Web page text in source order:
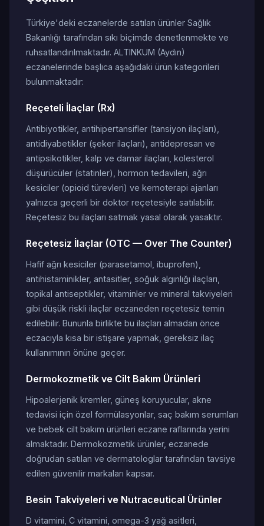
Türkiye'deki eczanelerde satılan ürünler Sağlık
Bakanlığı tarafından sıkı biçimde denetlenmekte ve
ruhsatlandırılmaktadır. ALTINKUM (Aydın)
eczanelerinde başlıca aşağıdaki ürün kategorileri
bulunmaktadır:
Reçeteli İlaçlar (Rx)
Antibiyotikler, antihipertansifler (tansiyon ilaçları),
antidiyabetikler (şeker ilaçları), antidepresan ve
antipsikotikler, kalp ve damar ilaçları, kolesterol
düşürücüler (statinler), hormon tedavileri, ağrı
kesiciler (opioid türevleri) ve kemoterapi ajanları
yalnızca geçerli bir doktor reçetesiyle satılabilir.
Reçetesiz bu ilaçları satmak yasal olarak yasaktır.
Reçetesiz İlaçlar (OTC — Over The Counter)
Hafif ağrı kesiciler (parasetamol, ibuprofen),
antihistaminikler, antasitler, soğuk algınlığı ilaçları,
topikal antiseptikler, vitaminler ve mineral takviyeleri
gibi düşük riskli ilaçlar eczaneden reçetesiz temin
edilebilir. Bununla birlikte bu ilaçları almadan önce
eczacıyla kısa bir istişare yapmak, gereksiz ilaç
kullanımının önüne geçer.
Dermokozmetik ve Cilt Bakım Ürünleri
Hipoalerjenik kremler, güneş koruyucular, akne
tedavisi için özel formülasyonlar, saç bakım serumları
ve bebek cilt bakım ürünleri eczane raflarında yerini
almaktadır. Dermokozmetik ürünler, eczanede
doğrudan satılan ve dermatologlar tarafından tavsiye
edilen güvenilir markaları kapsar.
Besin Takviyeleri ve Nutraceutical Ürünler
D vitamini, C vitamini, omega-3 yağ asitleri,